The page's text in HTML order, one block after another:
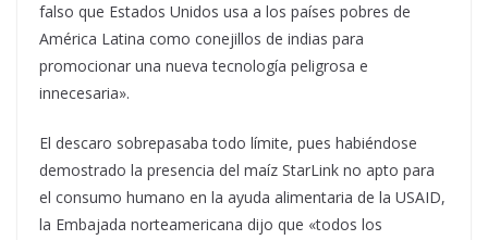
falso que Estados Unidos usa a los países pobres de
América Latina como conejillos de indias para
promocionar una nueva tecnología peligrosa e
innecesaria».
El descaro sobrepasaba todo límite, pues habiéndose
demostrado la presencia del maíz StarLink no apto para
el consumo humano en la ayuda alimentaria de la USAID,
la Embajada norteamericana dijo que «todos los